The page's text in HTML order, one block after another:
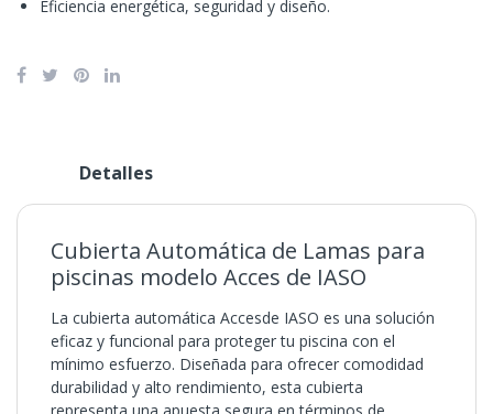
Eficiencia energética, seguridad y diseño.
Detalles
Cubierta Automática de Lamas para
piscinas modelo Acces de IASO
La cubierta automática Accesde IASO es una solución
eficaz y funcional para proteger tu piscina con el
mínimo esfuerzo. Diseñada para ofrecer comodidad
durabilidad y alto rendimiento, esta cubierta